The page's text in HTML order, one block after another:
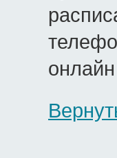
онлайн